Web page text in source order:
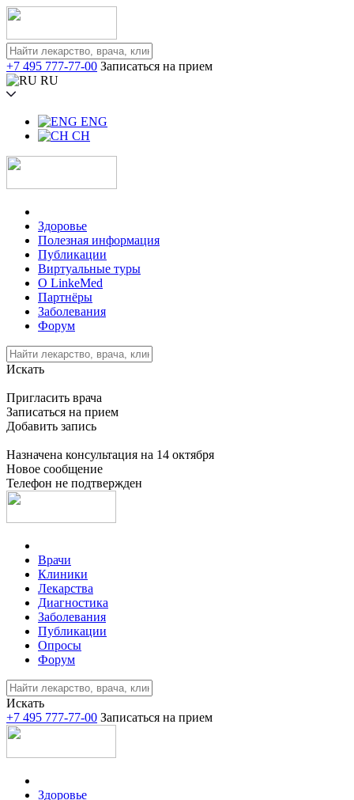
+7 495 777-77-00 Записаться на прием
RU
ENG
CH
Здоровье
Полезная информация
Публикации
Виртуальные туры
О LinkeMed
Партнёры
Заболевания
Форум
Искать
Пригласить врача
Записаться на прием
Добавить запись
Назначена консультация на 14 октября
Новое сообщение
Телефон не подтвержден
Врачи
Клиники
Лекарства
Диагностика
Заболевания
Публикации
Опросы
Форум
Искать
+7 495 777-77-00 Записаться на прием
Здоровье